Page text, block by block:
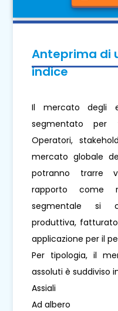
Anteprima di
indice
Il mercato degli
segmentato per
Operatori,
mercato globale
potranno trarre
rapporto come
segmentale si
produttiva,
applicazione per il
Per tipologia, il
assoluti è suddiviso
Assiali
Ad albero